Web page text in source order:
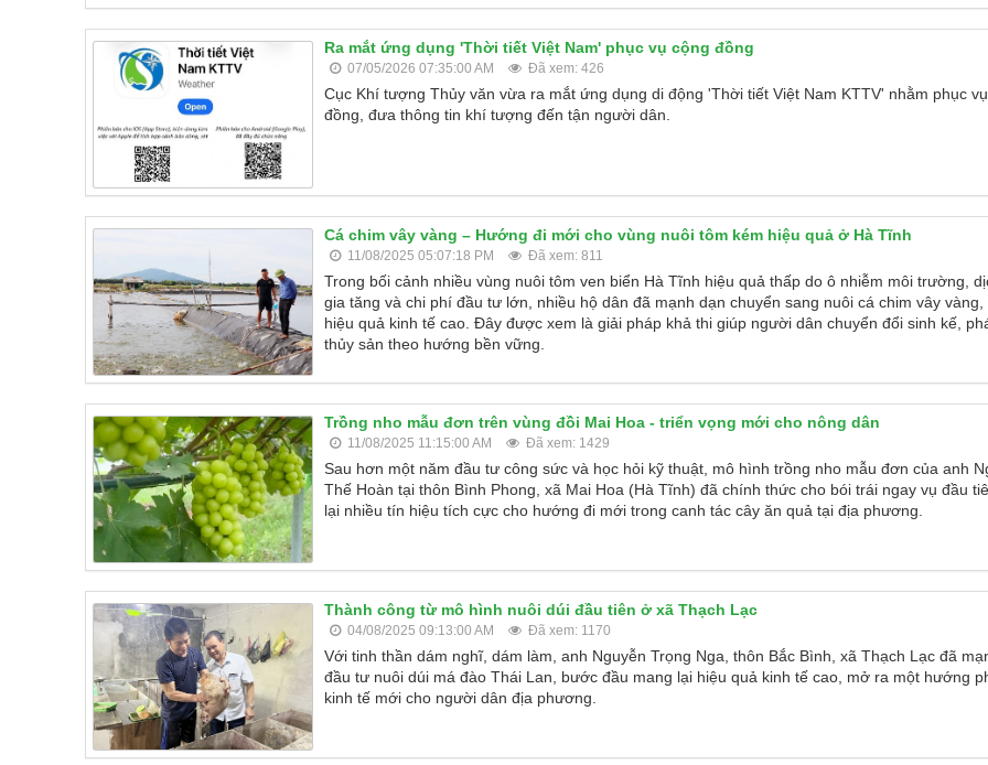
Ra mắt ứng dụng 'Thời tiết Việt Nam' phục vụ cộng đồng
07/05/2026 07:35:00 AM Đã xem: 426
Cục Khí tượng Thủy văn vừa ra mắt ứng dụng di động 'Thời tiết Việt Nam KTTV' nhằm phục
đồng, đưa thông tin khí tượng đến tận người dân.
Cá chim vây vàng – Hướng đi mới cho vùng nuôi tôm kém hiệu quả ở Hà Tĩnh
11/08/2025 05:07:18 PM Đã xem: 811
Trong bối cảnh nhiều vùng nuôi tôm ven biển Hà Tĩnh hiệu quả thấp do ô nhiễm môi trường,
gia tăng và chi phí đầu tư lớn, nhiều hộ dân đã mạnh dạn chuyển sang nuôi cá chim vây vàng,
hiệu quả kinh tế cao. Đây được xem là giải pháp khả thi giúp người dân chuyển đổi sinh kế,
thủy sản theo hướng bền vững.
Trồng nho mẫu đơn trên vùng đồi Mai Hoa - triển vọng mới cho nông dân
11/08/2025 11:15:00 AM Đã xem: 1429
Sau hơn một năm đầu tư công sức và học hỏi kỹ thuật, mô hình trồng nho mẫu đơn của anh
Thế Hoàn tại thôn Bình Phong, xã Mai Hoa (Hà Tĩnh) đã chính thức cho bói trái ngay vụ đầu
lại nhiều tín hiệu tích cực cho hướng đi mới trong canh tác cây ăn quả tại địa phương.
Thành công từ mô hình nuôi dúi đầu tiên ở xã Thạch Lạc
04/08/2025 09:13:00 AM Đã xem: 1170
Với tinh thần dám nghĩ, dám làm, anh Nguyễn Trọng Nga, thôn Bắc Bình, xã Thạch Lạc đã
đầu tư nuôi dúi má đào Thái Lan, bước đầu mang lại hiệu quả kinh tế cao, mở ra một hướng
kinh tế mới cho người dân địa phương.